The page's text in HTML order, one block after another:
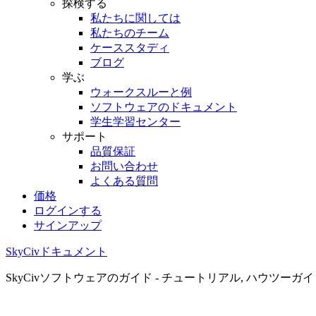
探検する
私たちに関しては
私たちのチーム
ケーススタディ
ブログ
学ぶ
ウォークスルーと例
ソフトウェアのドキュメント
学生学習センター
サポート
品質保証
お問い合わせ
よくある質問
価格
ログインする
サインアップ
SkyCivドキュメント
SkyCivソフトウェアのガイド - チュートリアル, ハウツーガ